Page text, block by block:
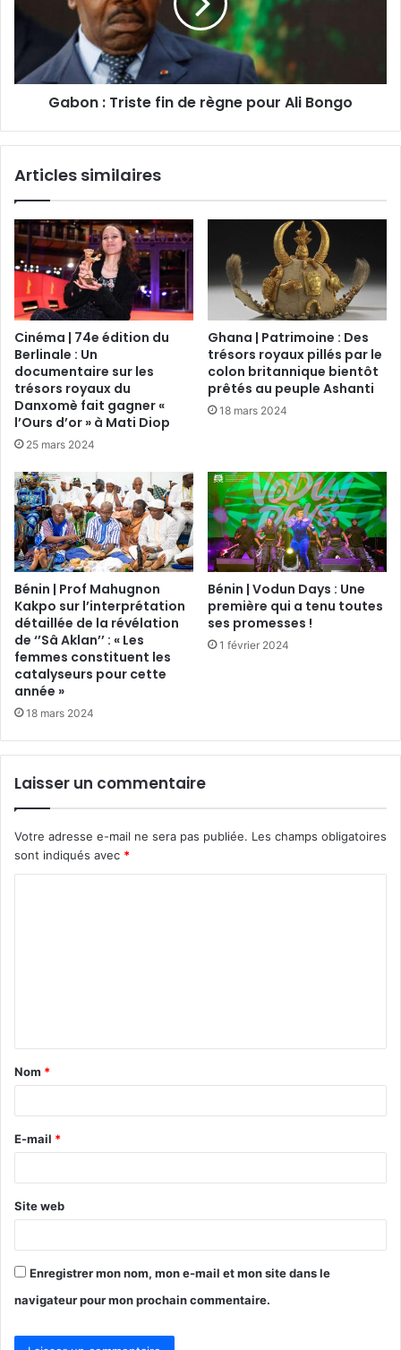
Gabon : Triste fin de règne pour Ali Bongo
Articles similaires
Cinéma | 74e édition du
Berlinale : Un
documentaire sur les
trésors royaux du
Danxomè fait gagner «
l’Ours d’or » à Mati Diop
25 mars 2024
Ghana | Patrimoine : Des
trésors royaux pillés par le
colon britannique bientôt
prêtés au peuple Ashanti
18 mars 2024
Bénin | Prof Mahugnon
Kakpo sur l’interprétation
détaillée de la révélation
de ‘’Sâ Aklan’’ : « Les
femmes constituent les
catalyseurs pour cette
année »
18 mars 2024
Bénin | Vodun Days : Une
première qui a tenu toutes
ses promesses !
1 février 2024
Laisser un commentaire
Votre adresse e-mail ne sera pas publiée. Les champs obligatoires
sont indiqués avec *
t
a
e
*
Nom *
E-mail *
Site web
Enregistrer mon nom, mon e-mail et mon site dans le
navigateur pour mon prochain commentaire.